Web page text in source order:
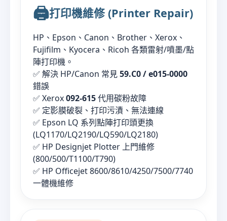
🖨️打印機維修 (Printer Repair)
HP、Epson、Canon、Brother、Xerox、
Fujifilm、Kyocera、Ricoh 各類雷射/噴墨/點
陣打印機。
✅ 解決 HP/Canon 常見59.C0 / e015-0000
錯誤
✅ Xerox092-615代用碳粉故障
✅ 定影膜破裂、打印污漬、無法連線
✅ Epson LQ 系列點陣打印頭更換
(LQ1170/LQ2190/LQ590/LQ2180)
✅ HP Designjet Plotter 上門維修
(800/500/T1100/T790)
✅ HP Officejet 8600/8610/4250/7500/7740
一體機維修